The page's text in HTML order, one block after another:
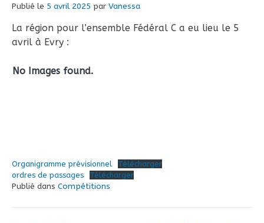
Publié le 5 avril 2025 par Vanessa
La région pour l’ensemble Fédéral C a eu lieu le 5
avril à Evry :
No Images found.
Organigramme prévisionnel
Télécharger
ordres de passages
Télécharger
Publié dans Compétitions